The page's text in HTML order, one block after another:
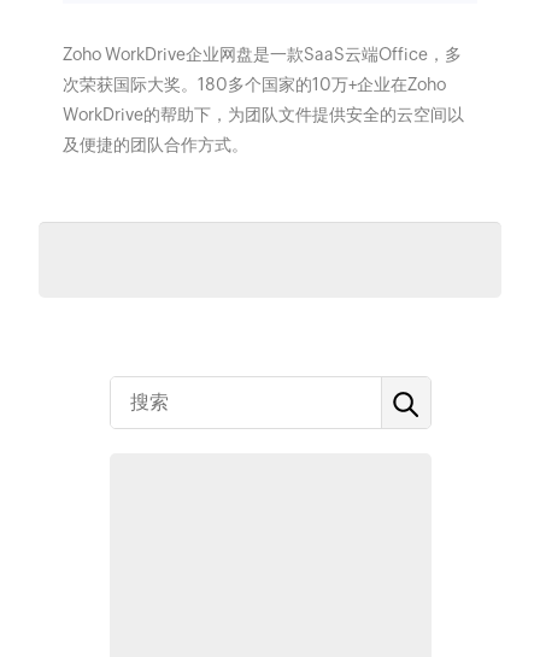
Zoho WorkDrive企业网盘是一款SaaS云端Office，多
次荣获国际大奖。180多个国家的10万+企业在Zoho
WorkDrive的帮助下，为团队文件提供安全的云空间以
及便捷的团队合作方式。